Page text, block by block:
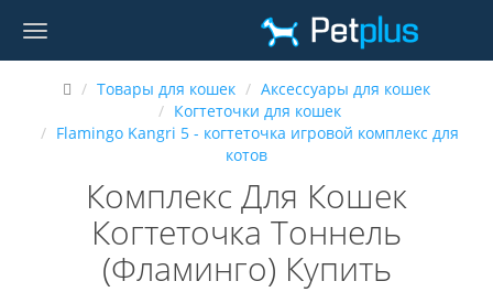
Товары для кошек
Аксессуары для кошек
Когтеточки для кошек
Flamingo Kangri 5 - когтеточка игровой комплекс для
котов
Комплекс Для Кошек
Когтеточка Тоннель
(Фламинго) Купить